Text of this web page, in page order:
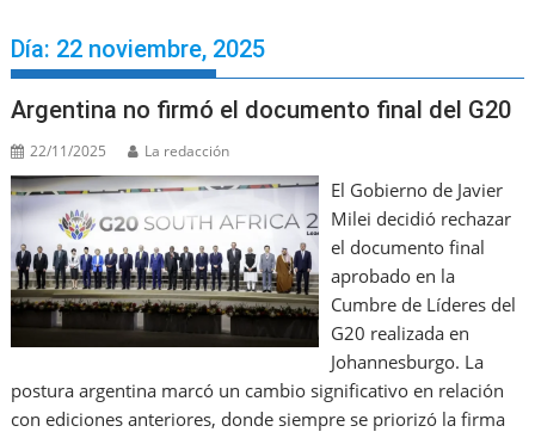
Día: 22 noviembre, 2025
Argentina no firmó el documento final del G20
22/11/2025 La redacción
El Gobierno de Javier
Milei decidió rechazar
el documento final
aprobado en la
Cumbre de Líderes del
G20 realizada en
Johannesburgo. La
postura argentina marcó un cambio significativo en relación
con ediciones anteriores, donde siempre se priorizó la firma